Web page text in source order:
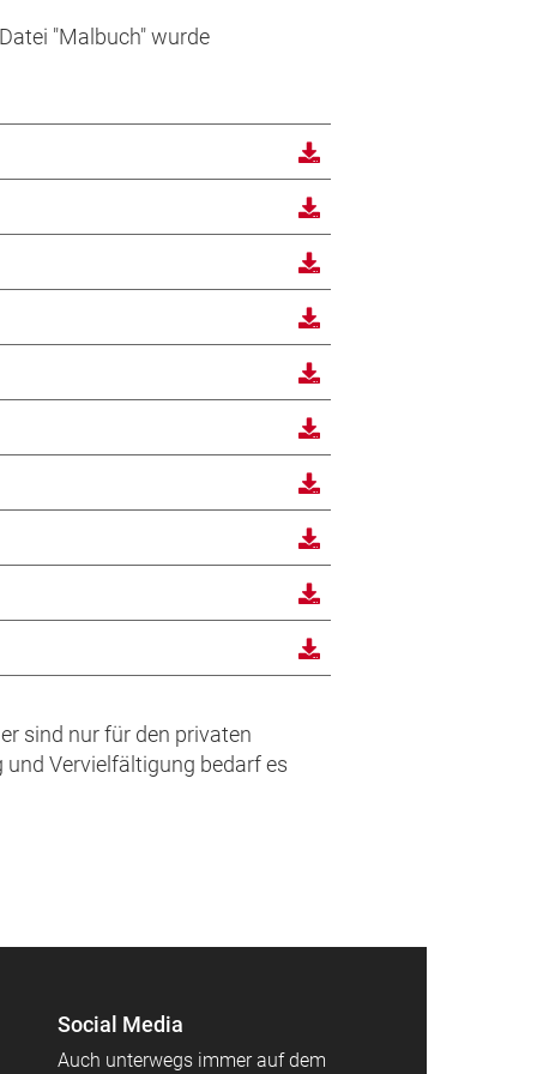
"Malbuch" wurde
sind nur für den privaten
und Vervielfältigung bedarf es
Social Media
Auch unterwegs immer auf dem